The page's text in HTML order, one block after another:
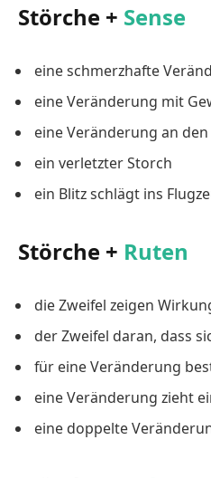
Störche + Sense
eine schmerzhafte
eine Veränderung mit
eine Veränderung an
ein verletzter Storch
ein Blitz schlägt ins
Störche + Ruten
die Zweifel zeigen
der Zweifel daran, dass
für eine Veränderung
eine Veränderung zieht
eine doppelte